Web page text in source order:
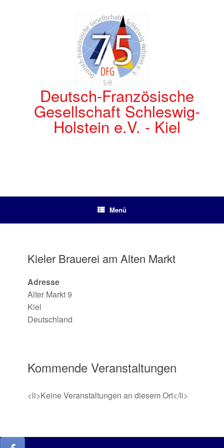
Deutsch-Französische
Gesellschaft Schleswig-
Holstein e.V. - Kiel
Menü
Kieler Brauerei am Alten Markt
Adresse
Alter Markt 9
Kiel
Deutschland
Kommende Veranstaltungen
<li>Keine Veranstaltungen an diesem Ort</li>